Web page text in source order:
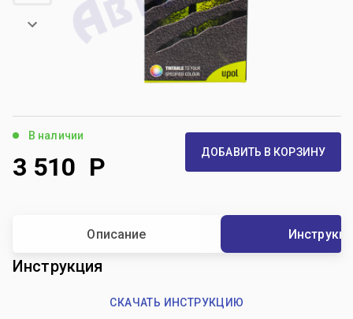
В наличии
3 510 Р ДОБАВИТЬ В КОРЗИНУ
Описание
Инструкция
СКАЧАТЬ ИНСТРУКЦИЮ